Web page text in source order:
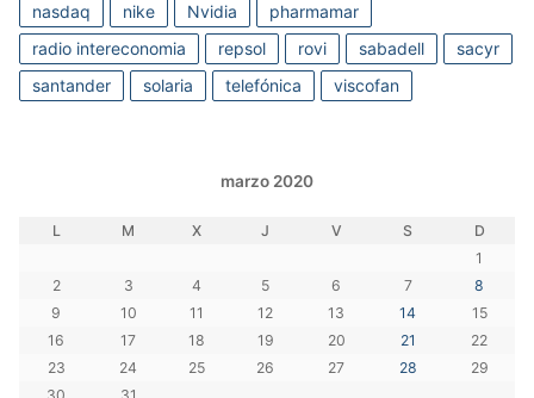
nasdaq
nike Nvidia
pharmamar
radio intereconomia
repsol rovi sabadell
sacyr
santander
solaria telefónica viscofan
marzo 2020
L M X J V S
D
1
2
3 4 5 6 7
8
9
10 11 12 13 14
15
16
17 18 19 20 21
22
23
24 25 26 27 28
29